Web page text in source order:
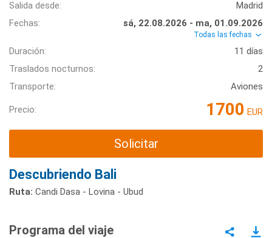
Salida desde:
Madrid
Fechas:
sá, 22.08.2026 - ma, 01.09.2026
Todas las fechas
Duración:
11 días
Traslados nocturnos:
2
Transporte:
Aviones
Precio: 1700 EUR
Solicitar
Descubriendo Bali
Ruta: Candi Dasa - Lovina - Ubud
Programa del viaje